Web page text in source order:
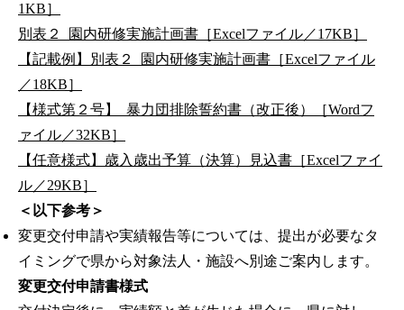
1KB］
別表２_園内研修実施計画書［Excelファイル／17KB］
【記載例】別表２_園内研修実施計画書［Excelファイル
／18KB］
【様式第２号】_暴力団排除誓約書（改正後）［Wordフ
ァイル／32KB］
【任意様式】歳入歳出予算（決算）見込書［Excelファイ
ル／29KB］
＜以下参考＞
変更交付申請や実績報告等については、提出が必要なタ
イミングで県から対象法人・施設へ別途ご案内します。
変更交付申請書様式